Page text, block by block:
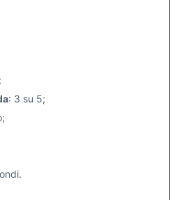
: 3 su 5;